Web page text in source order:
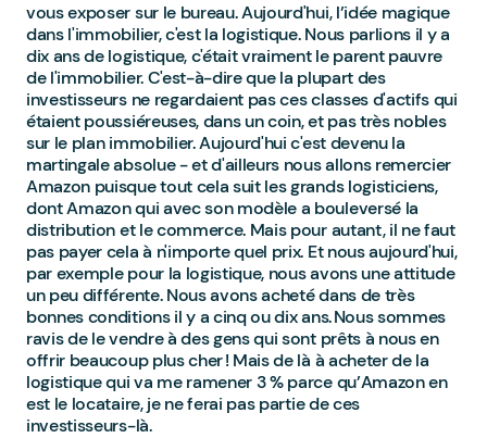
vous exposer sur le bureau. Aujourd'hui, l’idée magique
dans l'immobilier, c'est la logistique. Nous parlions il y a
dix ans de logistique, c'était vraiment le parent pauvre
de l'immobilier. C'est-à-dire que la plupart des
investisseurs ne regardaient pas ces classes d'actifs qui
étaient poussiéreuses, dans un coin, et pas très nobles
sur le plan immobilier. Aujourd'hui c'est devenu la
martingale absolue - et d'ailleurs nous allons remercier
Amazon puisque tout cela suit les grands logisticiens,
dont Amazon qui avec son modèle a bouleversé la
distribution et le commerce. Mais pour autant, il ne faut
pas payer cela à n'importe quel prix. Et nous aujourd'hui,
par exemple pour la logistique, nous avons une attitude
un peu différente. Nous avons acheté dans de très
bonnes conditions il y a cinq ou dix ans. Nous sommes
ravis de le vendre à des gens qui sont prêts à nous en
offrir beaucoup plus cher ! Mais de là à acheter de la
logistique qui va me ramener 3 % parce qu’Amazon en
est le locataire, je ne ferai pas partie de ces
investisseurs-là.